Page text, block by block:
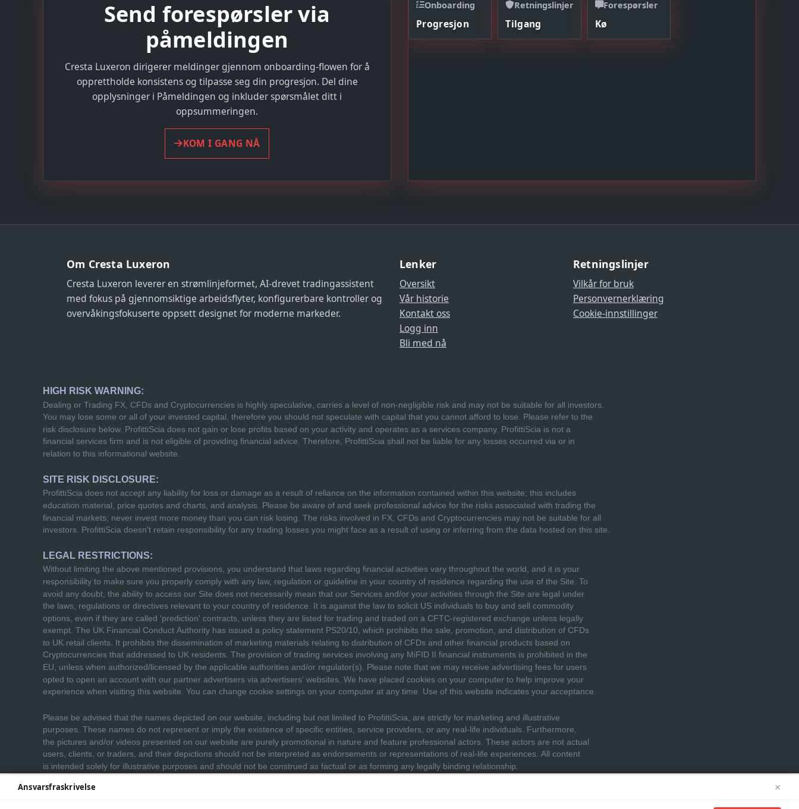
Send forespørsler via
påmeldingen
Cresta Luxeron dirigerer meldinger gjennom onboarding-flowen for å
opprettholde konsistens og tilpasse seg din progresjon. Del dine
opplysninger i Påmeldingen og inkluder spørsmålet ditt i
oppsummeringen.
KOM I GANG NÅ
Onboarding
Progresjon
Retningslinjer
Tilgang
Forespørsler
Kø
Om Cresta Luxeron
Cresta Luxeron leverer en strømlinjeformet, AI-drevet tradingassistent
med fokus på gjennomsiktige arbeidsflyter, konfigurerbare kontroller og
overvåkingsfokuserte oppsett designet for moderne markeder.
Lenker
Oversikt
Vår historie
Kontakt oss
Logg inn
Bli med nå
Retningslinjer
Vilkår for bruk
Personvernerklæring
Cookie-innstillinger
We use cookies to enhance your browsing experience. By continuing to use our website, you agree to our use of cookies. See our
Ansvarsfraskrivelse ×